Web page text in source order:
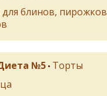
блинов, пирожков
№5 • Торты